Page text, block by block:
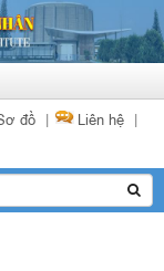
đồ | Liên hệ
|